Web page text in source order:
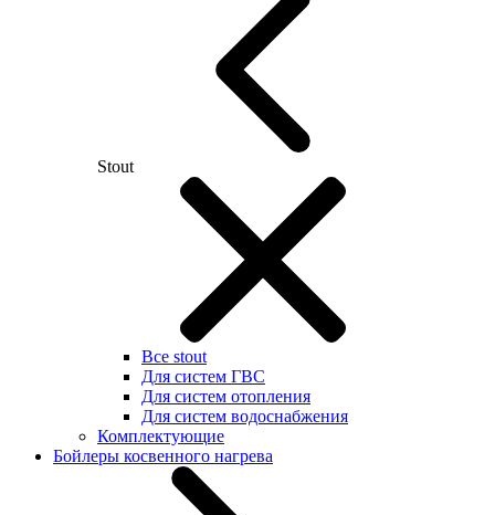
Stout
Все stout
Для систем ГВС
Для систем отопления
Для систем водоснабжения
Комплектующие
Бойлеры косвенного нагрева